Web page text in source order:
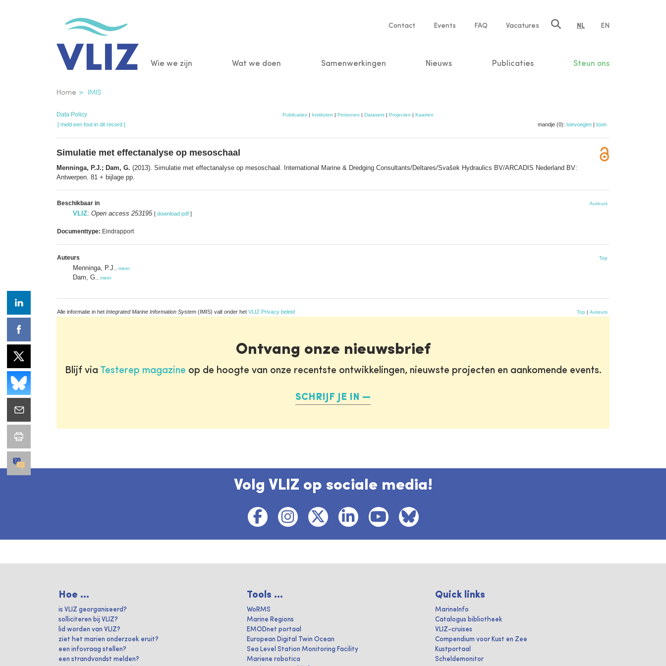
Service
Contact Events FAQ Vacatures NL EN
Main
Wie we zijn Wat we doen Samenwerkingen Nieuws Publicaties Steun ons
Kruimelpad
Home IMIS
Data Policy Publicaties| Instituten | Personen | Datasets| Projecten | Kaarten
[ meld een fout in dit record ] mandje (0): toevoegen | toon
Simulatie met effectanalyse op mesoschaal
Menninga, P.J.; Dam, G. (2013). Simulatie met effectanalyse op mesoschaal. International Marine & Dredging Consultants/Deltares/Svašek Hydraulics BV/ARCADIS Nederland BV:
Antwerpen. 81 + bijlage pp.
Beschikbaar in Auteurs
VLIZ: Open access 253195 [ download pdf ]
Documenttype: Eindrapport
Auteurs Top
Menninga, P.J. meer
Dam, G. meer
Alle informatie in het Integrated Marine Information System (IMIS) valt onder het VLIZ Privacy beleid Top | Auteurs
Ontvang onze nieuwsbrief
Blijf via Testerep magazine op de hoogte van onze recentste ontwikkelingen, nieuwste projecten en aankomende events.
SCHRIJF JE IN
Volg VLIZ op sociale media!
Hoe ...
is VLIZ georganiseerd?
solliciteren bij VLIZ?
lid worden van VLIZ?
ziet het marien onderzoek eruit?
een infovraag stellen?
een strandvondst melden?
Tools ...
WoRMS
Marine Regions
EMODnet portaal
European Digital Twin Ocean
Sea Level Station Monitoring Facility
Mariene robotica
Quick links
MarineInfo
Catalogus bibliotheek
VLIZ-cruises
Compendium voor Kust en Zee
Kustportaal
Scheldemonitor